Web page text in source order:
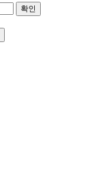
확인